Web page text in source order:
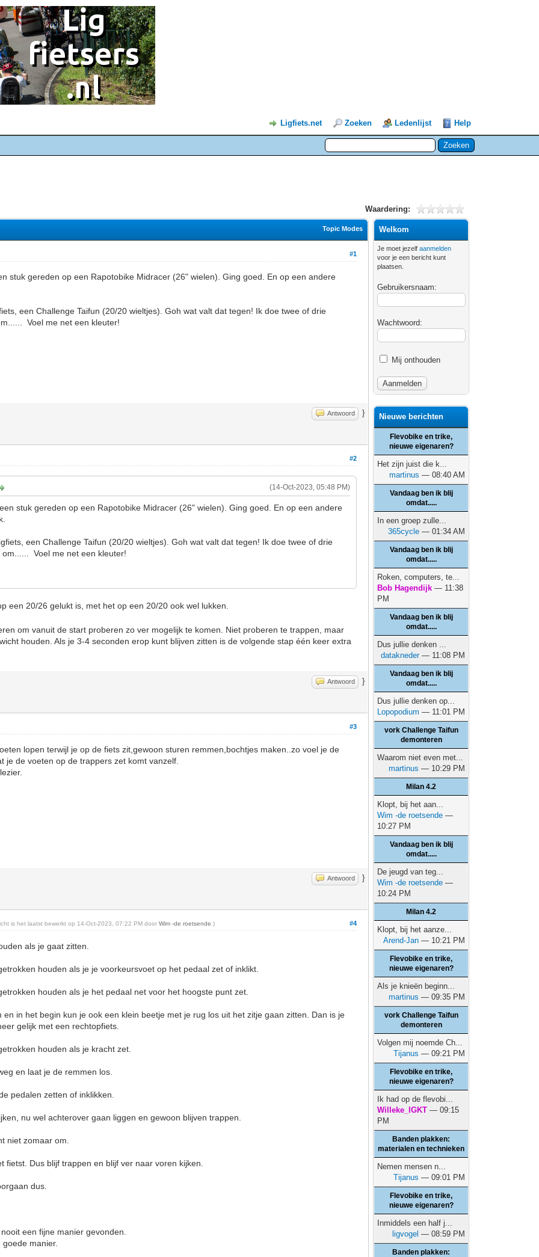
Ligfiets.net Zoeken Ledenlijst Help
Waardering:
Topic Modes
#1
stuk gereden op een Rapotobike Midracer (26" wielen). Ging goed. En op een andere
een Challenge Taifun (20/20 wieltjes). Goh wat valt dat tegen! Ik doe twee of drie
Voel me net een kleuter!
Antwoord }
#2
(14-Oct-2023, 05:48 PM)
stuk gereden op een Rapotobike Midracer (26" wielen). Ging goed. En op een andere
een Challenge Taifun (20/20 wieltjes). Goh wat valt dat tegen! Ik doe twee of drie
Voel me net een kleuter!
een 20/26 gelukt is, met het op een 20/20 ook wel lukken.
om vanuit de start proberen zo ver mogelijk te komen. Niet proberen te trappen, maar
houden. Als je 3-4 seconden erop kunt blijven zitten is de volgende stap één keer extra
Antwoord }
#3
lopen terwijl je op de fiets zit,gewoon sturen remmen,bochtjes maken..zo voel je de
je de voeten op de trappers zet komt vanzelf.
Antwoord }
#4
is het laatst bewerkt op 14-Oct-2023, 07:22 PM doorWim -de roetsende .)
als je gaat zitten.
houden als je je voorkeursvoet op het pedaal zet of inklikt.
houden als je het pedaal net voor het hoogste punt zet.
en in het begin kun je ook een klein beetje met je rug los uit het zitje gaan zitten. Dan is je
gelijk met een rechtopfiets.
houden als je kracht zet.
en laat je de remmen los.
pedalen zetten of inklikken.
nu wel achterover gaan liggen en gewoon blijven trappen.
niet zomaar om.
fietst. Dus blijf trappen en blijf ver naar voren kijken.
dus.
een fijne manier gevonden.
manier.
Welkom
Je moet jezelfaanmelden
voor je een bericht kunt
plaatsen.
Gebruikersnaam:
Wachtwoord:
Mij onthouden
Nieuwe berichten
Flevobike en trike,
nieuwe eigenaren?
Het zijn juist die k...
martinus — 08:40 AM
Vandaag ben ik blij
omdat.....
In een groep zulle...
365cycle — 01:34 AM
Vandaag ben ik blij
omdat.....
Roken, computers, te...
Bob Hagendijk — 11:38
PM
Vandaag ben ik blij
omdat.....
Dus jullie denken ...
datakneder— 11:08 PM
Vandaag ben ik blij
omdat.....
Dus jullie denken op...
Lopopodium — 11:01 PM
vork Challenge Taifun
demonteren
Waarom niet even met...
martinus — 10:29 PM
Milan 4.2
Klopt, bij het aan...
Wim -de roetsende —
10:27 PM
Vandaag ben ik blij
omdat.....
De jeugd van teg...
Wim -de roetsende —
10:24 PM
Milan 4.2
Klopt, bij het aanze...
Arend-Jan — 10:21 PM
Flevobike en trike,
nieuwe eigenaren?
Als je knieën beginn...
martinus — 09:35 PM
vork Challenge Taifun
demonteren
Volgen mij noemde Ch...
Tijanus — 09:21 PM
Flevobike en trike,
nieuwe eigenaren?
Ik had op de flevobi...
Willeke_IGKT — 09:15
PM
Banden plakken:
materialen en technieken
Nemen mensen n...
Tijanus — 09:01 PM
Flevobike en trike,
nieuwe eigenaren?
Inmiddels een half j...
ligvogel — 08:59 PM
Banden plakken: